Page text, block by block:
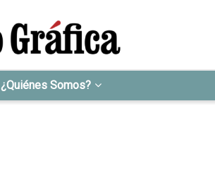
¿Quiénes Somos?